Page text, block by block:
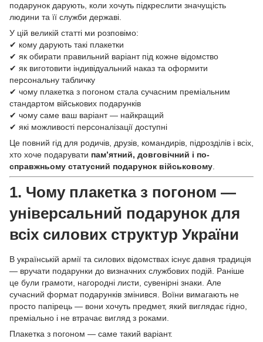
подарунок дарують, коли хочуть підкреслити значущість
людини та її служби державі.
У цій великій статті ми розповімо:
✔ кому дарують такі плакетки
✔ як обирати правильний варіант під кожне відомство
✔ як виготовити індивідуальний наказ та оформити
персональну табличку
✔ чому плакетка з погоном стала сучасним преміальним
стандартом військових подарунків
✔ чому саме ваш варіант — найкращий
✔ які можливості персоналізації доступні
Це повний гід для родичів, друзів, командирів, підрозділів і всіх,
хто хоче подарувати пам’ятний, довговічний і по-
справжньому статусний подарунок військовому.
1. Чому плакетка з погоном —
універсальний подарунок для
всіх силових структур України
В українській армії та силових відомствах існує давня традиція
— вручати подарунки до визначних службових подій. Раніше
це були грамоти, нагородні листи, сувенірні знаки. Але
сучасний формат подарунків змінився. Воїни вимагають не
просто папірець — вони хочуть предмет, який виглядає гідно,
преміально і не втрачає вигляд з роками.
Плакетка з погоном — саме такий варіант.